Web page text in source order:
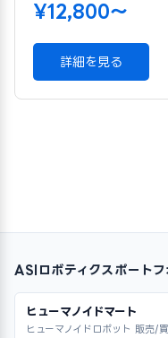
¥12,800〜
詳細を見る
ASIロボティクスポート
ヒューマノイドマート
ヒューマノイドロボット 販売/